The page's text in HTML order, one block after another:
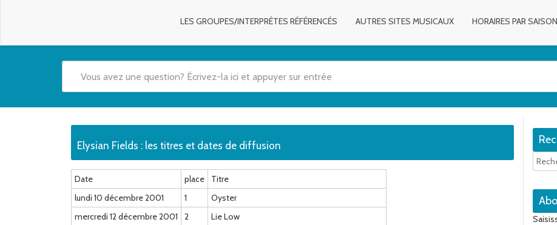
LES GROUPES/INTERPRÈTES RÉFÉRENCÉS AUTRES SITES MUSICAUX HORAIRES PAR SAISON
Elysian Fields : les titres et dates de diffusion
Date place
Titre
lundi 10 décembre 2001
1
Oyster
mercredi 12 décembre 2001
2
Lie Low